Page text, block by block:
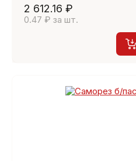
2 612.16 ₽
0.47 ₽ за шт.